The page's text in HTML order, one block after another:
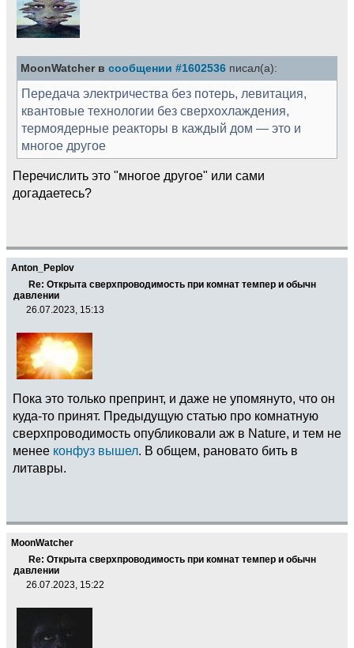
MoonWatcher в сообщении #1602536 писал(а):
Передача электричества без потерь, левитация,
квантовые технологии без сверхохлаждения,
термоядерные реакторы в каждый дом — это и
многое другое
Перечислить это "многое другое" или сами
догадаетесь?
Anton_Peplov
Re: Открыта сверхпроводимость при комнат темпер и обычн
давлении
26.07.2023, 15:13
Пока это только препринт, и даже не упомянуто, что он
куда-то принят. Предыдущую статью про комнатную
сверхпроводимость опубликовали аж в Nature, и тем не
менее конфуз вышел. В общем, рановато бить в
литавры.
MoonWatcher
Re: Открыта сверхпроводимость при комнат темпер и обычн
давлении
26.07.2023, 15:22